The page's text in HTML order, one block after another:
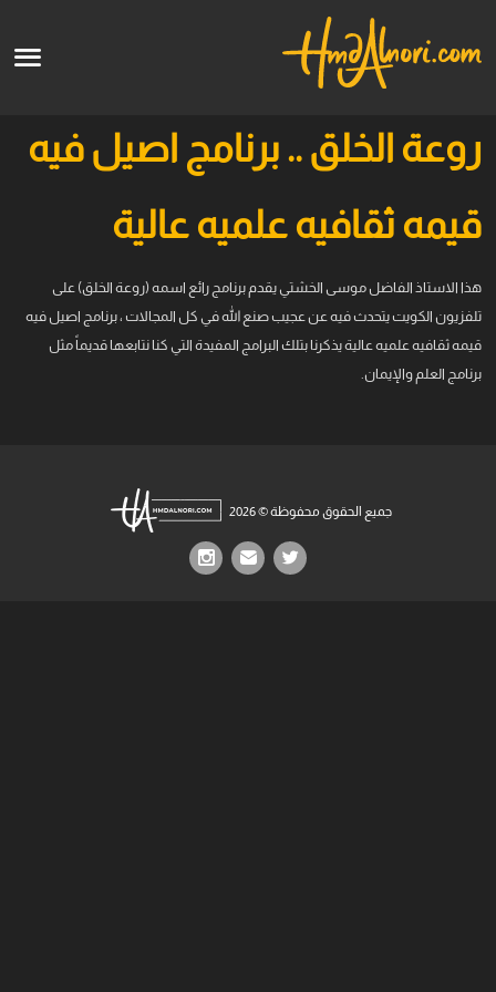
قالو عنا
الدورات
قريبا
روعة الخلق .. برنامج اصيل فيه
قيمه ثقافيه علميه عالية
هذا الاستاذ الفاضل موسى الخشتي يقدم برنامج رائع اسمه (روعة الخلق) على
تلفزيون الكويت يتحدث فيه عن عجيب صنع الله في كل المجالات ، برنامج اصيل فيه
قيمه ثقافيه علميه عالية يذكرنا بتلك البرامج المفيدة التي كنا نتابعها قديماً مثل
برنامج العلم والإيمان.
جميع الحقوق محفوظة © 2026